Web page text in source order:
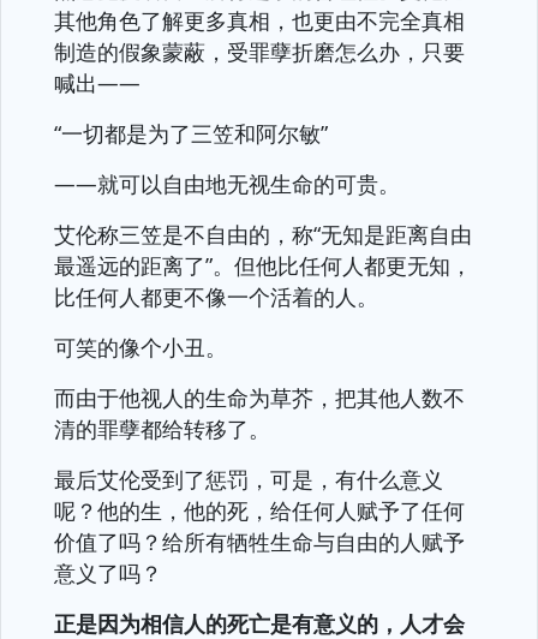
其他角色了解更多真相，也更由不完全真相
制造的假象蒙蔽，受罪孽折磨怎么办，只要
喊出——
“一切都是为了三笠和阿尔敏”
——就可以自由地无视生命的可贵。
艾伦称三笠是不自由的，称“无知是距离自由
最遥远的距离了”。但他比任何人都更无知，
比任何人都更不像一个活着的人。
可笑的像个小丑。
而由于他视人的生命为草芥，把其他人数不
清的罪孽都给转移了。
最后艾伦受到了惩罚，可是，有什么意义
呢？他的生，他的死，给任何人赋予了任何
价值了吗？给所有牺牲生命与自由的人赋予
意义了吗？
正是因为相信人的死亡是有意义的，人才会